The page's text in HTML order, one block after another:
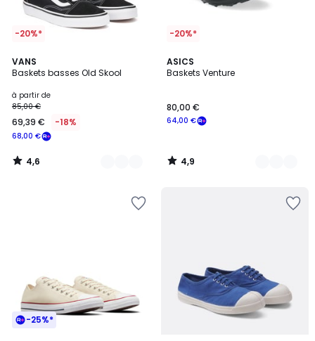
-20%*
VANS
Baskets basses Old Skool
à partir de
68,00 €
85,00 €
69,39 € -18%
4,6
/ 5
7
Couleurs
4,6
/
-20%*
ASICS
Baskets Venture
64,00 €
80,00 €
4,9
/ 5
2
Couleurs
4,9
/
-25%*